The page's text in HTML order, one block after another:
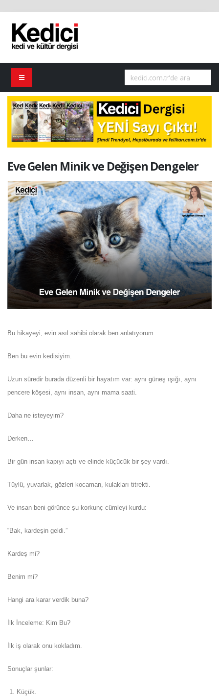
Eve Gelen Minik ve Değişen Dengeler
Bu hikayeyi, evin asıl sahibi olarak ben anlatıyorum.
Ben bu evin kedisiyim.
Uzun süredir burada düzenli bir hayatım var: aynı güneş ışığı, aynı
pencere köşesi, aynı insan, aynı mama saati.
Daha ne isteyeyim?
Derken…
Bir gün insan kapıyı açtı ve elinde küçücük bir şey vardı.
Tüylü, yuvarlak, gözleri kocaman, kulakları titrekti.
Ve insan beni görünce şu korkunç cümleyi kurdu:
“Bak, kardeşin geldi.”
Kardeş mi?
Benim mi?
Hangi ara karar verdik buna?
İlk İnceleme: Kim Bu?
İlk iş olarak onu kokladım.
Sonuçlar şunlar:
1. Küçük.